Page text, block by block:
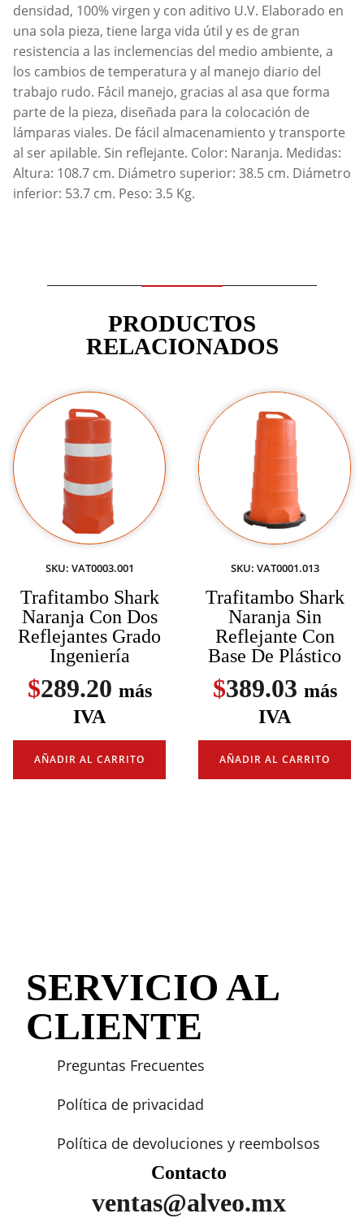
densidad, 100% virgen y con aditivo U.V. Elaborado en
una sola pieza, tiene larga vida útil y es de gran
resistencia a las inclemencias del medio ambiente, a
los cambios de temperatura y al manejo diario del
trabajo rudo. Fácil manejo, gracias al asa que forma
parte de la pieza, diseñada para la colocación de
lámparas viales. De fácil almacenamiento y transporte
al ser apilable. Sin reflejante. Color: Naranja. Medidas:
Altura: 108.7 cm. Diámetro superior: 38.5 cm. Diámetro
inferior: 53.7 cm. Peso: 3.5 Kg.
PRODUCTOS
RELACIONADOS
SKU: VAT0003.001
Trafitambo Shark
Naranja Con Dos
Reflejantes Grado
Ingeniería
$289.20 más
IVA
AÑADIR AL CARRITO
SKU: VAT0001.013
Trafitambo Shark
Naranja Sin
Reflejante Con
Base De Plástico
$389.03 más
IVA
AÑADIR AL CARRITO
SERVICIO AL
CLIENTE
Preguntas Frecuentes
Política de privacidad
Política de devoluciones y reembolsos
Contacto
ventas@alveo.mx